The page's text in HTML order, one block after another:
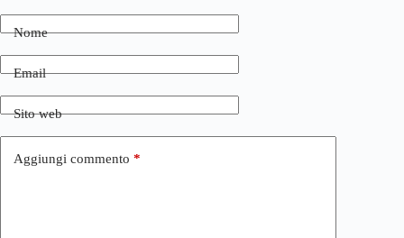
Nome
Email
Sito web
Aggiungi commento *